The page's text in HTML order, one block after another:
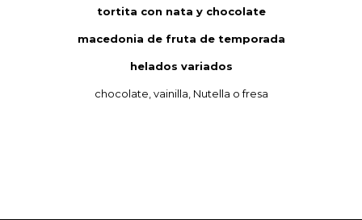
tortita con nata y chocolate
macedonia de fruta de temporada
helados variados
chocolate, vainilla, Nutella o fresa